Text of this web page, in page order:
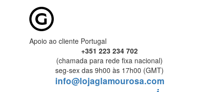
Apoio ao cliente Portugal
+351 223 234 702
(chamada para rede fixa nacional)
seg-sex das 9h00 às 17h00 (GMT)
info@lojaglamourosa.com